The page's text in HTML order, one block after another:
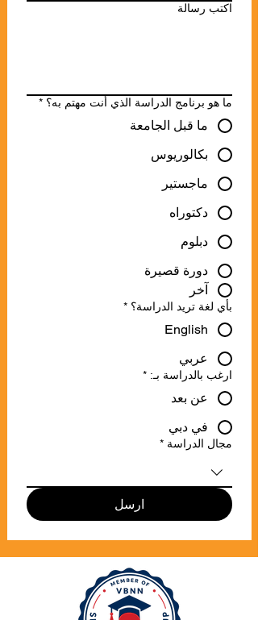
اكتب رسالة
ما هو برنامج الدراسة الذي أنت مهتم به؟ *
ما قبل الجامعة
بكالوريوس
ماجستير
دكتوراه
دبلوم
دورة قصيرة
آخر
بأي لغة تريد الدراسة؟ *
English
عربي
ارغب بالدراسة بـ: *
عن بعد
في دبي
مجال الدراسة *
ارسل